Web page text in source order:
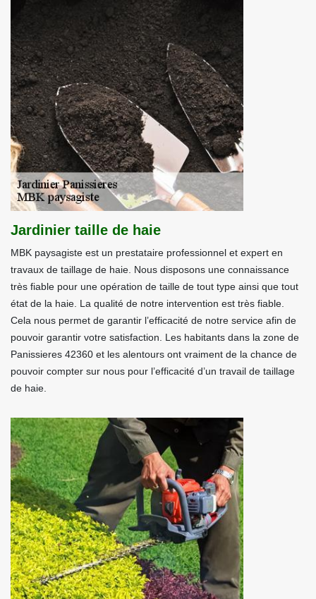
Jardinier taille de haie
MBK paysagiste est un prestataire professionnel et expert en
travaux de taillage de haie. Nous disposons une connaissance
très fiable pour une opération de taille de tout type ainsi que tout
état de la haie. La qualité de notre intervention est très fiable.
Cela nous permet de garantir l’efficacité de notre service afin de
pouvoir garantir votre satisfaction. Les habitants dans la zone de
Panissieres 42360 et les alentours ont vraiment de la chance de
pouvoir compter sur nous pour l’efficacité d’un travail de taillage
de haie.